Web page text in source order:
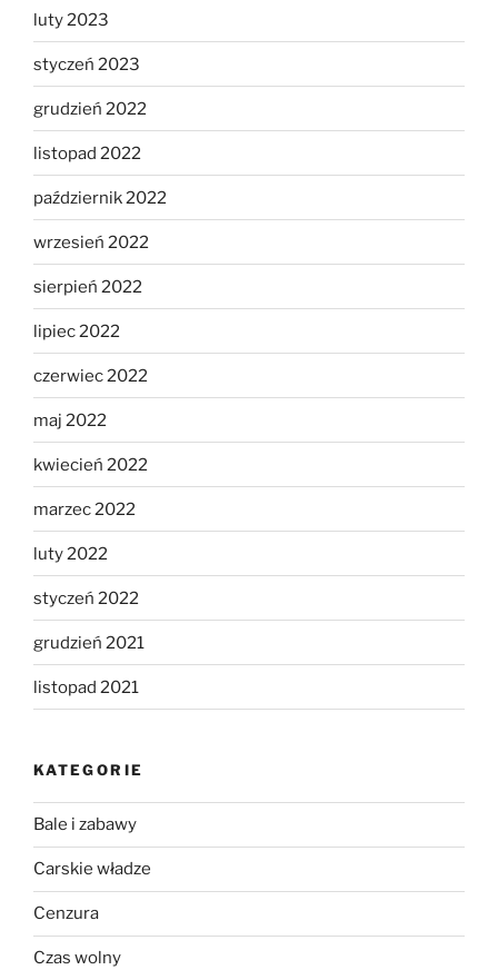
luty 2023
styczeń 2023
grudzień 2022
listopad 2022
październik 2022
wrzesień 2022
sierpień 2022
lipiec 2022
czerwiec 2022
maj 2022
kwiecień 2022
marzec 2022
luty 2022
styczeń 2022
grudzień 2021
listopad 2021
KATEGORIE
Bale i zabawy
Carskie władze
Cenzura
Czas wolny